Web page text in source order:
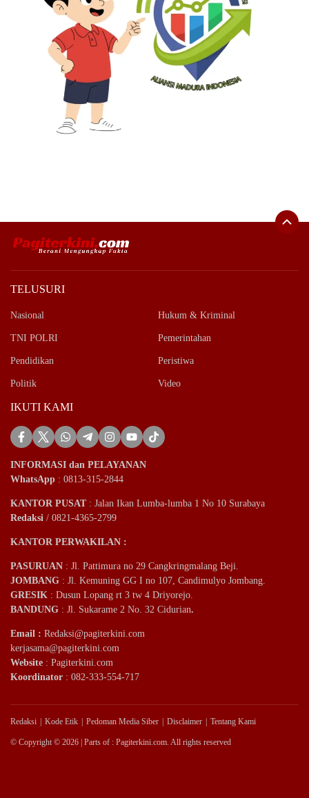
TELUSURI
Nasional Hukum & Kriminal
TNI POLRI Pemerintahan
Pendidikan Peristiwa
Politik Video
IKUTI KAMI
INFORMASI dan PELAYANAN
WhatsApp : 0813-315-2844
KANTOR PUSAT: Jalan Ikan Lumba-lumba 1 No 10 Surabaya
Redaksi / 0821-4365-2799
KANTOR PERWAKILAN :
PASURUAN : Jl. Pattimura no 29 Cangkringmalang Beji.
JOMBANG : Jl. Kemuning GG I no 107, Candimulyo Jombang.
GRESIK : Dusun Lopang rt 3 tw 4 Driyorejo.
BANDUNG : Jl. Sukarame 2 No. 32 Cidurian.
Email : Redaksi@pagiterkini.com
kerjasama@pagiterkini.com
Website : Pagiterkini.com
Koordinator : 082-333-554-717
Redaksi Kode Etik Pedoman Media Siber Disclaimer Tentang Kami
© Copyright © 2026 | Parts of : Pagiterkini.com. All rights reserved